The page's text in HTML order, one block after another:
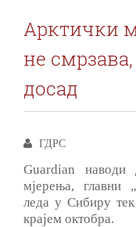
Арктички морски лед још се
не смрзава,
досад
ГДРС
Guardian
мјерења, главни
леда у Сибиру
крајем октобра.